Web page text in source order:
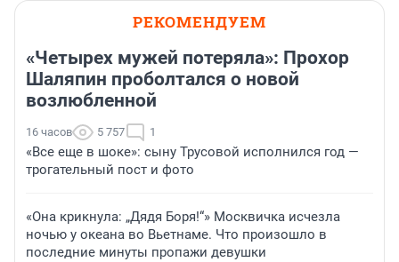
РЕКОМЕНДУЕМ
«Четырех мужей потеряла»: Прохор
Шаляпин проболтался о новой
возлюбленной
16 часов 5 757 1
«Все еще в шоке»: сыну Трусовой исполнился год —
трогательный пост и фото
«Она крикнула: „Дядя Боря!“» Москвичка исчезла
ночью у океана во Вьетнаме. Что произошло в
последние минуты пропажи девушки